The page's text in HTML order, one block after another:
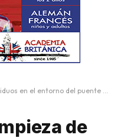
el entorno del puente de Artunduaga
de